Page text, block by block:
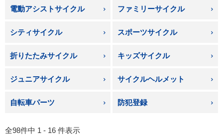
電動アシストサイクル ファミリーサイクル
シティサイクル スポーツサイクル
折りたたみサイクル キッズサイクル
ジュニアサイクル サイクルヘルメット
自転車パーツ 防犯登録
全98件中 1 - 16 件表示